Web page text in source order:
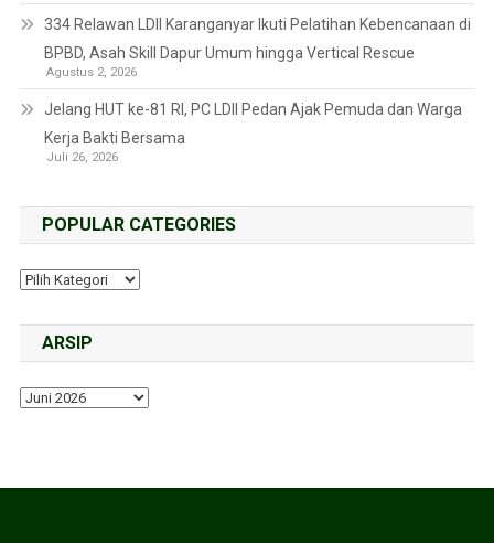
334 Relawan LDII Karanganyar Ikuti Pelatihan Kebencanaan di
BPBD, Asah Skill Dapur Umum hingga Vertical Rescue
Agustus 2, 2026
Jelang HUT ke-81 RI, PC LDII Pedan Ajak Pemuda dan Warga
Kerja Bakti Bersama
Juli 26, 2026
POPULAR CATEGORIES
ARSIP